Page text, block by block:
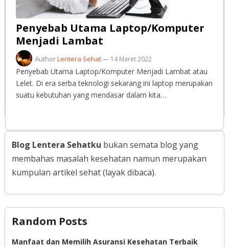
Penyebab Utama Laptop/Komputer
Menjadi Lambat
AuthorLentera Sehat— 14 Maret 2022
Penyebab Utama Laptop/Komputer Menjadi Lambat atau
Lelet. Di era serba teknologi sekarang ini laptop merupakan
suatu kebutuhan yang mendasar dalam kita…
Blog Lentera Sehatku bukan semata blog yang
membahas masalah kesehatan namun merupakan
kumpulan artikel sehat (layak dibaca).
Random Posts
Manfaat dan Memilih Asuransi Kesehatan Terbaik